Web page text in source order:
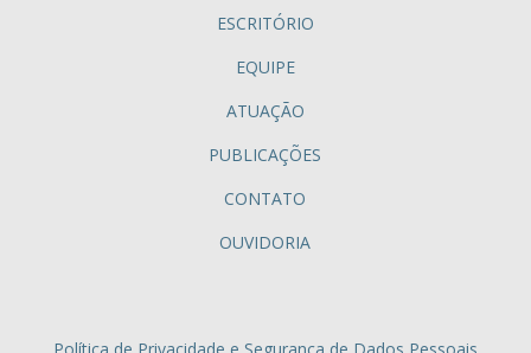
ESCRITÓRIO
EQUIPE
ATUAÇÃO
PUBLICAÇÕES
CONTATO
OUVIDORIA